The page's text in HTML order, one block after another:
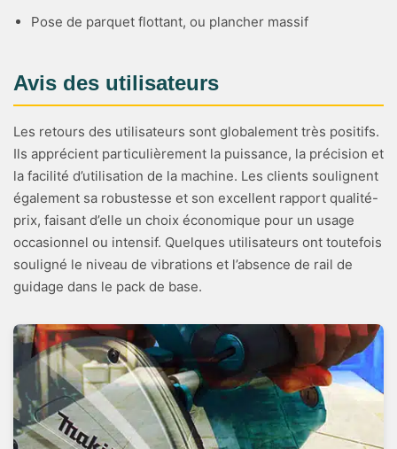
Pose de parquet flottant, ou plancher massif
Avis des utilisateurs
Les retours des utilisateurs sont globalement très positifs.
Ils apprécient particulièrement la puissance, la précision et
la facilité d’utilisation de la machine. Les clients soulignent
également sa robustesse et son excellent rapport qualité-
prix, faisant d’elle un choix économique pour un usage
occasionnel ou intensif. Quelques utilisateurs ont toutefois
souligné le niveau de vibrations et l’absence de rail de
guidage dans le pack de base.